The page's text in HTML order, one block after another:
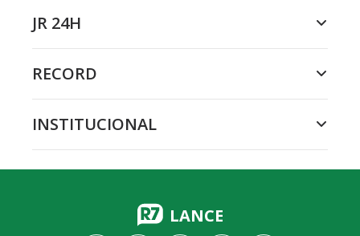
JR 24H
RECORD
INSTITUCIONAL
LANCE